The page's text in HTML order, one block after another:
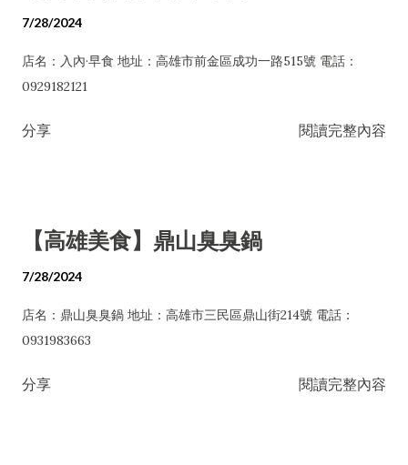
7/28/2024
店名：入內·早食 地址：高雄市前金區成功一路515號 電話：
0929182121
分享 閱讀完整內容
【高雄美食】鼎山臭臭鍋
7/28/2024
店名：鼎山臭臭鍋 地址：高雄市三民區鼎山街214號 電話：
0931983663
分享 閱讀完整內容